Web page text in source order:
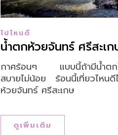
ไปไหนดี
น้ำตกห้วยจันทร์ ศรีสะเ
กาศร้อนๆ แบบนี้ถ้ามีน้ำตกใ
สบายไม่น้อย ร้อนนี้เที่ยวไหน
ห้วยจันทร์ ศรีสะเกษ
ดูเพิ่มเติม